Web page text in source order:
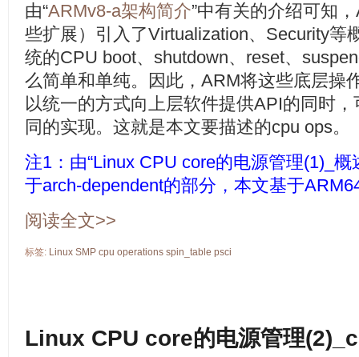
由“ARMv8-a架构简介”中有关的介绍可知
些扩展）引入了Virtualization、Security等
统的CPU boot、shutdown、reset、
么简单和单纯。因此，ARM将这些底层操
以统一的方式向上层软件提供API的同时
同的实现。这就是本文要描述的cpu ops。
注1：由“Linux CPU core的电源管理(1)_概
于arch-dependent的部分，本文基于
阅读全文>>
标签: Linux SMP cpu operations spin_table psci
Linux CPU core的电源管理